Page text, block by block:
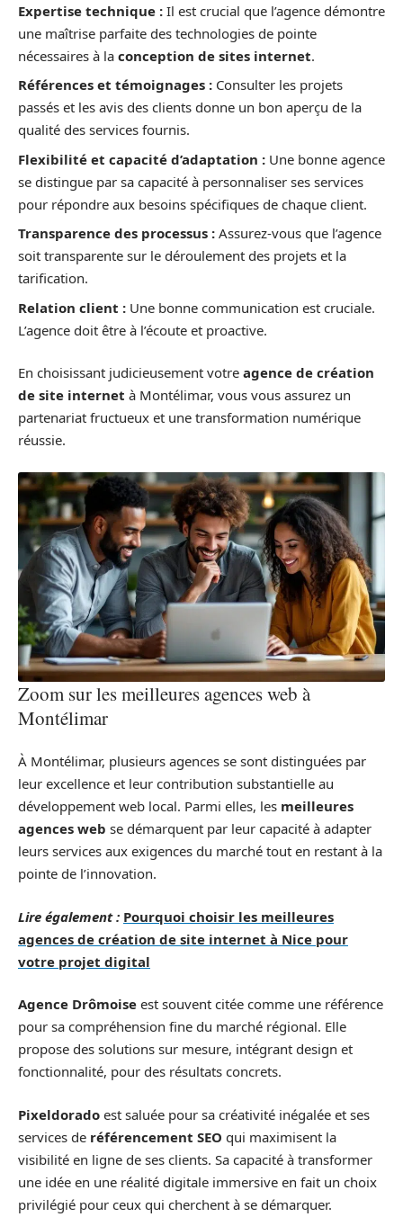
Expertise technique : Il est crucial que l’agence démontre
une maîtrise parfaite des technologies de pointe
nécessaires à la conception de sites internet.
Références et témoignages : Consulter les projets
passés et les avis des clients donne un bon aperçu de la
qualité des services fournis.
Flexibilité et capacité d’adaptation : Une bonne agence
se distingue par sa capacité à personnaliser ses services
pour répondre aux besoins spécifiques de chaque client.
Transparence des processus : Assurez-vous que l’agence
soit transparente sur le déroulement des projets et la
tarification.
Relation client : Une bonne communication est cruciale.
L’agence doit être à l’écoute et proactive.
En choisissant judicieusement votre agence de création
de site internet à Montélimar, vous vous assurez un
partenariat fructueux et une transformation numérique
réussie.
Zoom sur les meilleures agences web à
Montélimar
À Montélimar, plusieurs agences se sont distinguées par
leur excellence et leur contribution substantielle au
développement web local. Parmi elles, les meilleures
agences web se démarquent par leur capacité à adapter
leurs services aux exigences du marché tout en restant à la
pointe de l’innovation.
Lire également : Pourquoi choisir les meilleures
agences de création de site internet à Nice pour
votre projet digital
Agence Drômoise est souvent citée comme une référence
pour sa compréhension fine du marché régional. Elle
propose des solutions sur mesure, intégrant design et
fonctionnalité, pour des résultats concrets.
Pixeldorado est saluée pour sa créativité inégalée et ses
services de référencement SEO qui maximisent la
visibilité en ligne de ses clients. Sa capacité à transformer
une idée en une réalité digitale immersive en fait un choix
privilégié pour ceux qui cherchent à se démarquer.